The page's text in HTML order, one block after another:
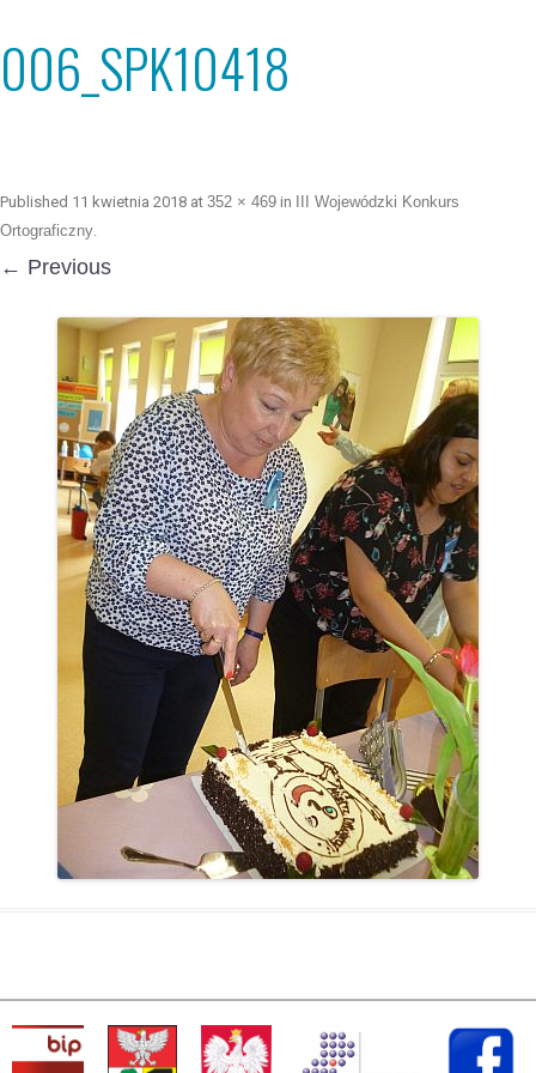
006_SPK10418
Published 11 kwietnia 2018 at 352 × 469 in
III Wojewódzki Konkurs
Ortograficzny.
← Previous